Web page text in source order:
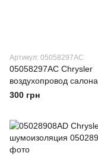
Артикул: 05058297AC
05058297AC Chrysler
воздухопровод салона
300 грн